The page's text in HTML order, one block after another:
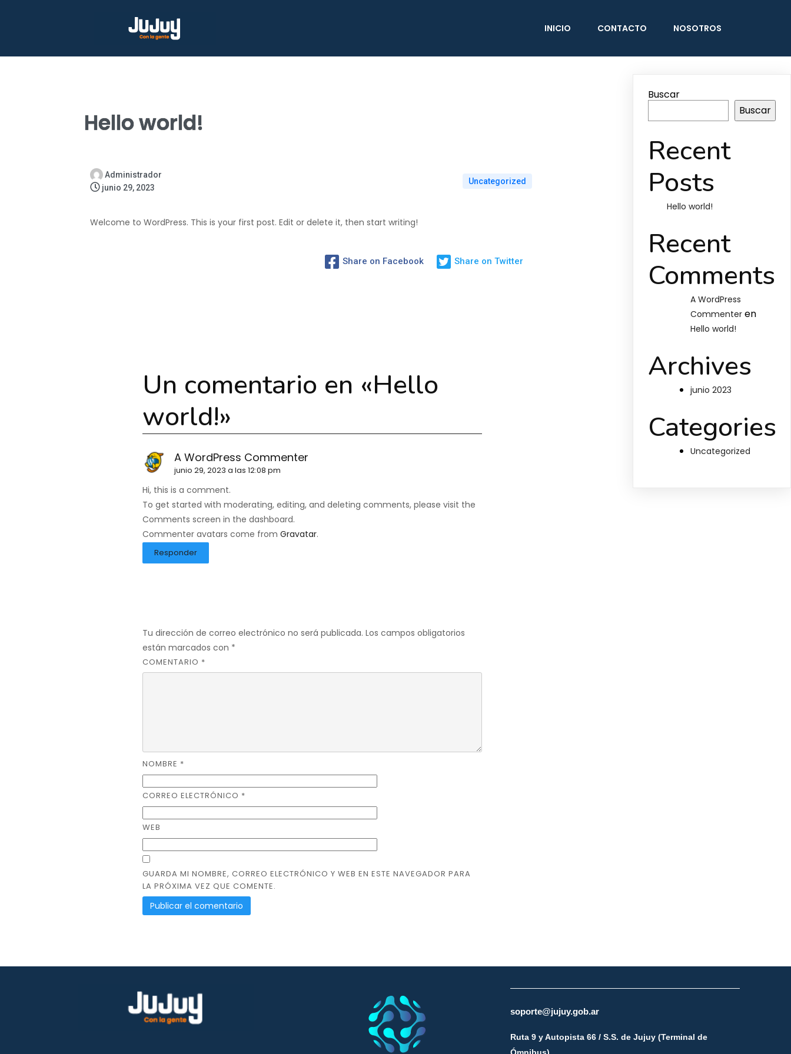
INICIO CONTACTO NOSOTROS
Hello world!
Administrador
junio 29, 2023
Uncategorized
Welcome to WordPress. This is your first post. Edit or delete it, then start writing!
Share on Facebook Share on Twitter
Un comentario en «Hello
world!»
A WordPress Commenter
junio 29, 2023 a las 12:08 pm
Hi, this is a comment.
To get started with moderating, editing, and deleting comments, please visit the
Comments screen in the dashboard.
Commenter avatars come fromGravatar.
Responder
Tu dirección de correo electrónico no será publicada. Los campos obligatorios
están marcados con *
COMENTARIO *
NOMBRE *
CORREO ELECTRÓNICO *
WEB
GUARDA MI NOMBRE, CORREO ELECTRÓNICO Y WEB EN ESTE NAVEGADOR PARA
LA PRÓXIMA VEZ QUE COMENTE.
Buscar
Buscar
Recent
Posts
Hello world!
Recent
Comments
A WordPress
Commenter en
Hello world!
Archives
junio 2023
Categories
Uncategorized
soporte@jujuy.gob.ar
Ruta 9 y Autopista 66 / S.S. de Jujuy (Terminal de